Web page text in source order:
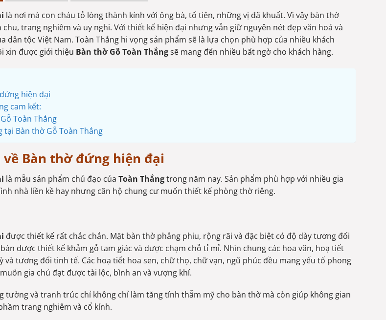
là nơi mà con cháu tỏ lòng thành kính với ông bà, tổ tiên, những vị đã khuất. Vì vậy bàn thờ
trang nghiêm và uy nghi. Với thiết kế hiện đại nhưng vẫn giữ nguyên nét đẹp văn hoá và
dân tộc Việt Nam. Toàn Thắng hi vọng sản phẩm sẽ là lựa chọn phù hợp của nhiều khách
xin được giới thiệu Bàn thờ Gỗ Toàn Thắngsẽ mang đến nhiều bất ngờ cho khách hàng.
hiện đại
cam kết:
Toàn Thắng
tại Bàn thờ Gỗ Toàn Thắng
Bàn thờ đứng hiện đại
là mẫu sản phẩm chủ đạo của Toàn Thắngtrong năm nay. Sản phẩm phù hợp với nhiều gia
nhà liền kề hay nhưng căn hộ chung cư muốn thiết kế phòng thờ riêng.
được thiết kế rất chắc chắn. Mặt bàn thờ phẳng phiu, rộng rãi và đặc biệt có độ dày tương đối
được thiết kế khảm gỗ tam giác và được chạm chỗ tỉ mỉ. Nhìn chung các hoa văn, hoạ tiết
và tương đối tinh tế. Các hoạ tiết hoa sen, chữ thọ, chữ vạn, ngũ phúc đều mang yếu tố phong
gia chủ đạt được tài lộc, bình an và vượng khí.
tường và tranh trúc chỉ không chỉ làm tăng tính thẫm mỹ cho bàn thờ mà còn giúp không gian
trang nghiêm và cổ kính.